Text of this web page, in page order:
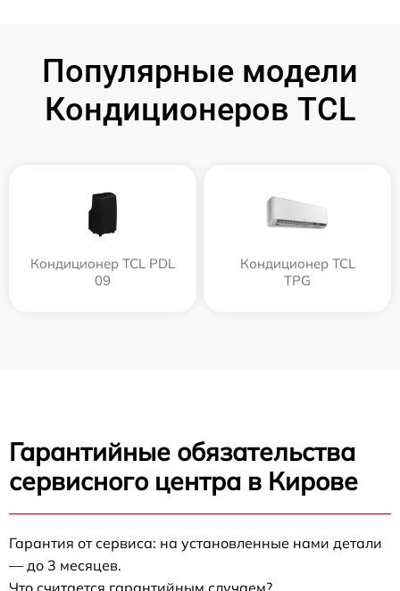
Популярные модели
Кондиционеров TCL
Кондиционер TCL PDL
09
Кондиционер TCL
TPG
Гарантийные обязательства
сервисного центра в Кирове
Гарантия от сервиса: на установленные нами детали
— до 3 месяцев.
Что считается гарантийным случаем?